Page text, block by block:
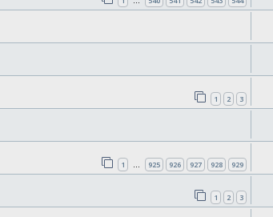
1 2 3
1 … 925 926 927 928 929
1 2 3